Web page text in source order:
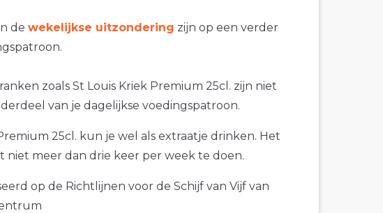
de wekelijkse uitzondering zijn op een verder
zoals St Louis Kriek Premium 25cl. zijn niet
van je dagelijkse voedingspatroon.
25cl. kun je wel als extraatje drinken. Het
niet meer dan drie keer per week te doen.
op de Richtlijnen voor de Schijf van Vijf van